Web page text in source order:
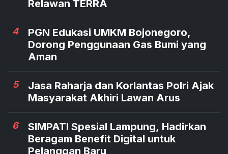
Relawan TERRA
4
PGN Edukasi UMKM Bojonegoro,
Dorong Penggunaan Gas Bumi yang
Aman
5
Jasa Raharja dan Korlantas Polri Ajak
Masyarakat Akhiri Lawan Arus
6
SIMPATI Spesial Lampung, Hadirkan
Beragam Benefit Digital untuk
Pelanggan Baru